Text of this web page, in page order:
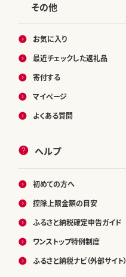
その他
お気に入り
最近チェックした返礼品
寄付する
マイページ
よくある質問
ヘルプ
初めての方へ
控除上限金額の目安
ふるさと納税確定申告ガイド
ワンストップ特例制度
ふるさと納税ナビ（外部サイト）